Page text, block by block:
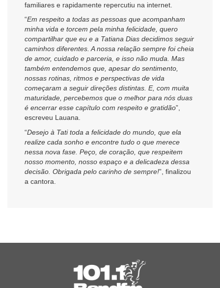
familiares e rapidamente repercutiu na internet.
“Em respeito a todas as pessoas que acompanham
minha vida e torcem pela minha felicidade, quero
compartilhar que eu e a Tatiana Dias decidimos seguir
caminhos diferentes. A nossa relação sempre foi cheia
de amor, cuidado e parceria, e isso não muda. Mas
também entendemos que, apesar do sentimento,
nossas rotinas, ritmos e perspectivas de vida
começaram a seguir direções distintas. E, com muita
maturidade, percebemos que o melhor para nós duas
é encerrar esse capítulo com respeito e gratidão”,
escreveu Lauana.
“Desejo à Tati toda a felicidade do mundo, que ela
realize cada sonho e encontre tudo o que merece
nessa nova fase. Peço, de coração, que respeitem
nosso momento, nosso espaço e a delicadeza dessa
decisão. Obrigada pelo carinho de sempre!”, finalizou
a cantora.